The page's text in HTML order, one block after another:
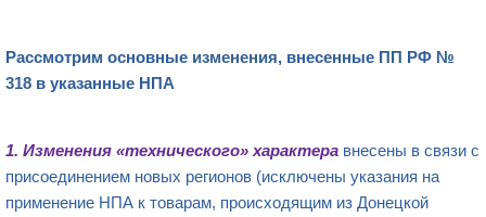
Рассмотрим основные изменения, внесенные ПП РФ №
318 в указанные НПА
1. Изменения «технического» характера внесены в связи с
присоединением новых регионов (исключены указания на
применение НПА к товарам, происходящим из Донецкой